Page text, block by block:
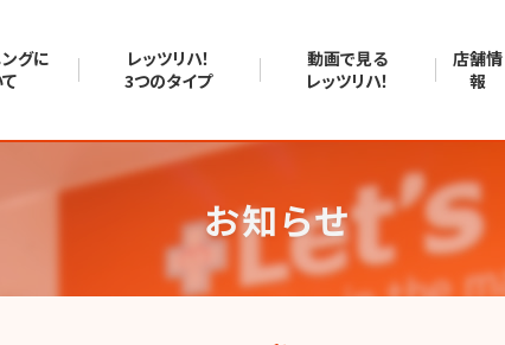
グに
レッツリハ！
3つのタイプ
動画で見る
レッツリハ！
店舗情
報
お知らせ